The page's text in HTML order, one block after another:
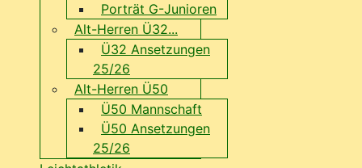
Porträt G-Junioren
Alt-Herren Ü32...
Ü32 Ansetzungen
25/26
Alt-Herren Ü50
Ü50 Mannschaft
Ü50 Ansetzungen
25/26